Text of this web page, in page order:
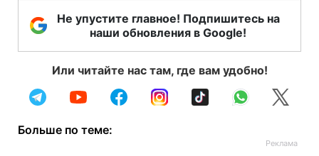
Не упустите главное! Подпишитесь на
наши обновления в Google!
Или читайте нас там, где вам удобно!
Больше по теме: